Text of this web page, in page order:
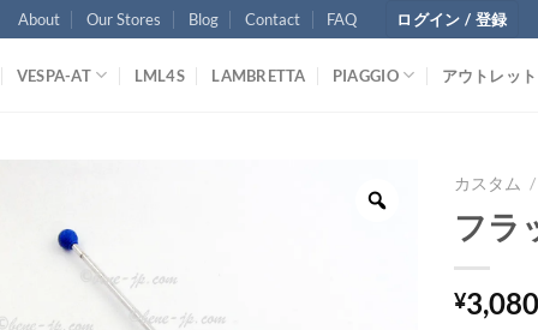
About Our Stores Blog Contact FAQ ログイン / 登録
VESPA-AT LML4S LAMBRETTA PIAGGIO アウトレット
カスタム /
フラ
¥3,080